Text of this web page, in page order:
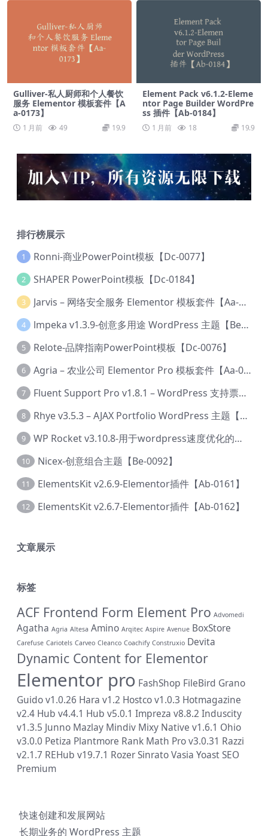
Gulliver-私人厨师和个人餐饮
服务 Elementor 模板套件【A
a-0173】
1 月前 49 19.9
Element Pack v6.1.2-Eleme
ntor Page Builder WordPre
ss 插件【Ab-0184】
1 月前 18 19.9
排行榜展示
1 Ronni-商业PowerPoint模板【Dc-0077】
2 SHAPER PowerPoint模板【Dc-0184】
3 Jarvis – 网络安全服务 Elementor 模板套件【Aa-0035】
4 lmpeka v1.3.9-创意多用途 WordPress 主题【Be-0064】
5 Relote-品牌指南PowerPoint模板【Dc-0076】
6 Agria – 农业公司 Elementor Pro 模板套件【Aa-0003】
7 Fluent Support Pro v1.8.1 – WordPress 支持票务系统【Cc-0041】
8 Rhye v3.5.3 – AJAX Portfolio WordPress 主题【Bi-0049】
9 WP Rocket v3.10.8-用于wordpress速度优化的缓存加速插件【Cd-0019】
10 Nicex-创意组合主题【Be-0092】
11 ElementsKit v2.6.9-Elementor插件【Ab-0161】
12 ElementsKit v2.6.7-Elementor插件【Ab-0162】
文章展示
标签
ACF Frontend Form Element Pro Advomedi
Agatha Agria Altesa Amino Arqitec Aspire Avenue BoxStore
Carefuse Cariotels Carveo Cleanco Coachify Construxio Devita
Dynamic Content for Elementor
Elementor pro FashShop FileBird Grano
Guido v1.0.26 Hara v1.2 Hostco v1.0.3 Hotmagazine
v2.4 Hub v4.4.1 Hub v5.0.1 Impreza v8.8.2 Induscity
v1.3.5 Junno Mazlay Mindiv Mixy Native v1.6.1 Ohio
v3.0.0 Petiza Plantmore Rank Math Pro v3.0.31 Razzi
v2.1.7 REHub v19.7.1 RozerSinratoVasia Yoast SEO
Premium
快速创建和发展网站
长期业务的 WordPress 主题